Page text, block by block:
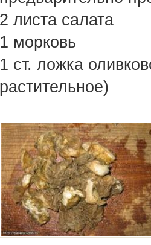
2 листа салата
1 морковь
1 ст. ложка
растительное)